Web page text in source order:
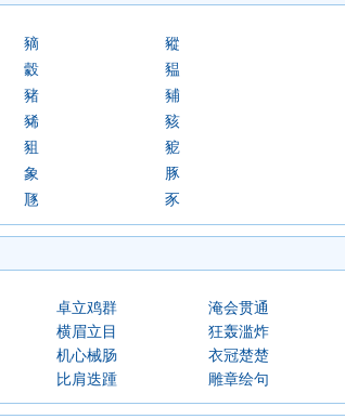
豴
豵
豰
豱
豬
豧
豨
豥
豠
豟
象
豚
豗 豕
卓立鸡群
淹会贯通
横眉立目
狂轰滥炸
机心械肠
衣冠楚楚
比肩迭踵 雕章绘句